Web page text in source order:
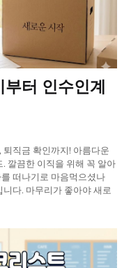
터 인수인계
직금 확인까지! 아름다운
깔끔한 이직을 위해 꼭 알아
떠나기로 마음먹으셨나
다. 마무리가 좋아야 새로